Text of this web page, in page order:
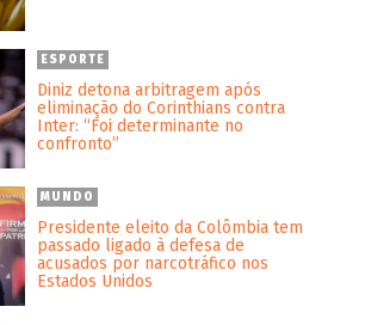
ESPORTE
Diniz detona arbitragem após
eliminação do Corinthians contra
Inter: “Foi determinante no
confronto”
MUNDO
Presidente eleito da Colômbia tem
passado ligado à defesa de
acusados por narcotráfico nos
Estados Unidos